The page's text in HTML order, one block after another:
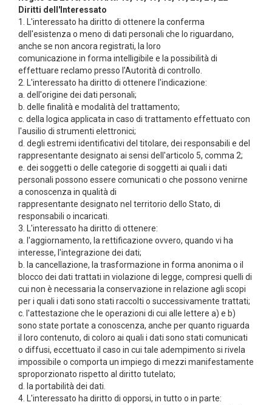
Diritti dell'Interessato
1. L'interessato ha diritto di ottenere la conferma
dell'esistenza o meno di dati personali che lo riguardano,
anche se non ancora registrati, la loro
comunicazione in forma intelligibile e la possibilità di
effettuare reclamo presso l’Autorità di controllo.
2. L'interessato ha diritto di ottenere l'indicazione:
a. dell'origine dei dati personali;
b. delle finalità e modalità del trattamento;
c. della logica applicata in caso di trattamento effettuato con
l'ausilio di strumenti elettronici;
d. degli estremi identificativi del titolare, dei responsabili e del
rappresentante designato ai sensi dell'articolo 5, comma 2;
e. dei soggetti o delle categorie di soggetti ai quali i dati
personali possono essere comunicati o che possono venirne
a conoscenza in qualità di
rappresentante designato nel territorio dello Stato, di
responsabili o incaricati.
3. L'interessato ha diritto di ottenere:
a. l'aggiornamento, la rettificazione ovvero, quando vi ha
interesse, l'integrazione dei dati;
b. la cancellazione, la trasformazione in forma anonima o il
blocco dei dati trattati in violazione di legge, compresi quelli di
cui non è necessaria la conservazione in relazione agli scopi
per i quali i dati sono stati raccolti o successivamente trattati;
c. l'attestazione che le operazioni di cui alle lettere a) e b)
sono state portate a conoscenza, anche per quanto riguarda
il loro contenuto, di coloro ai quali i dati sono stati comunicati
o diffusi, eccettuato il caso in cui tale adempimento si rivela
impossibile o comporta un impiego di mezzi manifestamente
sproporzionato rispetto al diritto tutelato;
d. la portabilità dei dati.
4. L'interessato ha diritto di opporsi, in tutto o in parte: